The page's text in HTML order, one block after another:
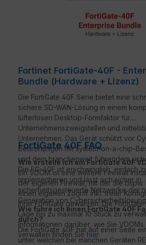
Fortinet FortiGate-40F -
Bundle (Hardware + Lizenz)
Die FortiGate 40F Serie bietet eine
sichere SD-WAN-Lösung in einem
lüfterlosen Desktop-Formfaktor für
Unternehmenszweigstellen und
Unternehmen. Das Gerät schützt vor
Bedrohungen mit system-on-a-chip-
und dem branchenweit führendem
Die FG-40F ist erschwinglich, einfach
implementieren und lässt sich sicher in
sicherheitsgesteuerte Netzwerke der
Generation von
FortiGate 40F FAQ
Wie erstelle ich ein FortiGate 40F
Ein VDOM ist eine weitere Firewall
der eigenen Firewall, mit der Sie bspw.
einen eigenen Zugriff inkl. freier
Ihrer FortiGate gewähren. Die
Lage bis zu maximal 10 Stück zu
Informationen darüber, wie Sie
verwalten finden Siehier.
Wie führe ich einen FortiGate 40F
durch?
Die FortiGate 40F hat auf einer Seite
unter welchen bei manchen Geräten